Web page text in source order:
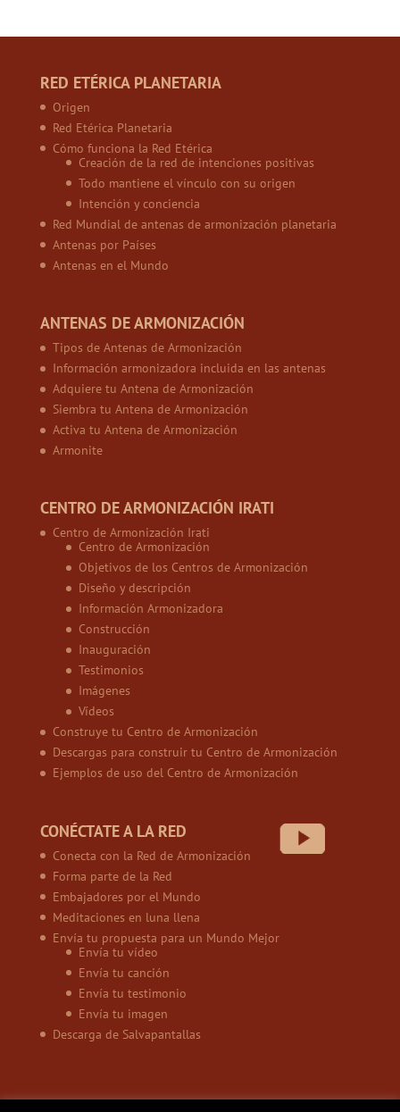
RED ETÉRICA PLANETARIA
Origen
Red Etérica Planetaria
Cómo funciona la Red Etérica
Creación de la red de intenciones positivas
Todo mantiene el vínculo con su origen
Intención y conciencia
Red Mundial de antenas de armonización planetaria
Antenas por Países
Antenas en el Mundo
ANTENAS DE ARMONIZACIÓN
Tipos de Antenas de Armonización
Información armonizadora incluida en las antenas
Adquiere tu Antena de Armonización
Siembra tu Antena de Armonización
Activa tu Antena de Armonización
Armonite
CENTRO DE ARMONIZACIÓN IRATI
Centro de Armonización Irati
Centro de Armonización
Objetivos de los Centros de Armonización
Diseño y descripción
Información Armonizadora
Construcción
Inauguración
Testimonios
Imágenes
Vídeos
Construye tu Centro de Armonización
Descargas para construir tu Centro de Armonización
Ejemplos de uso del Centro de Armonización
CONÉCTATE A LA RED
Conecta con la Red de Armonización
Forma parte de la Red
Embajadores por el Mundo
Meditaciones en luna llena
Envía tu propuesta para un Mundo Mejor
Envía tu vídeo
Envía tu canción
Envía tu testimonio
Envía tu imagen
Descarga de Salvapantallas